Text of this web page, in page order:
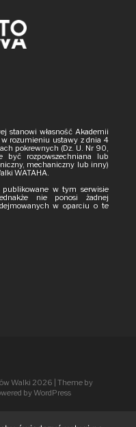
stanowi własność Akademii
rozumieniu ustawy z dnia 4
pokrewnych (Dz. U. Nr 90,
rozpowszechniana lub
mechaniczny lub inny)
WATAHA.
publikowane w tym serwisie
nie ponosi żadnej
w oparciu o te
Walki 2026 | Theme by
by WordPress